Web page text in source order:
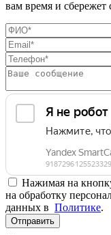
вам время и
Нажимая на
на обработку
данных в Политике.
Отправить